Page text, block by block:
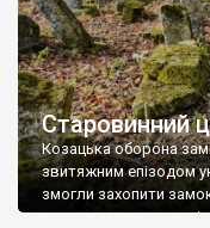
Старовинний
Козацька оборона
звитяжним епізодом
змогли захопити
поховали на